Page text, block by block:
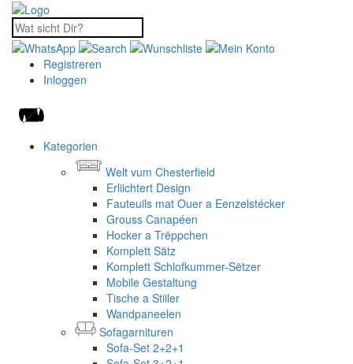
Registreren
Inloggen
Kategorien
Welt vum Chesterfield
Erliichtert Design
Fauteuils mat Ouer a Eenzelstécker
Grouss Canapéen
Hocker a Trëppchen
Komplett Sätz
Komplett Schlofkummer-Sëtzer
Mobile Gestaltung
Tische a Stiiler
Wandpaneelen
Sofagarnituren
Sofa-Set 2+2+1